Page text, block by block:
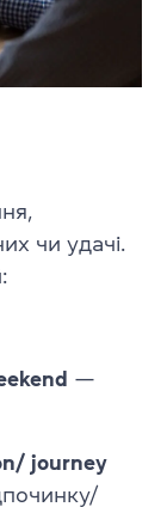
чи удачі.
—
journey